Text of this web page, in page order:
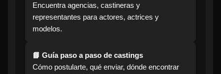
Encuentra agencias, castineras y
representantes para actores, actrices y
modelos.
📘 Guía paso a paso de castings
Cómo postularte, qué enviar, dónde encontrar